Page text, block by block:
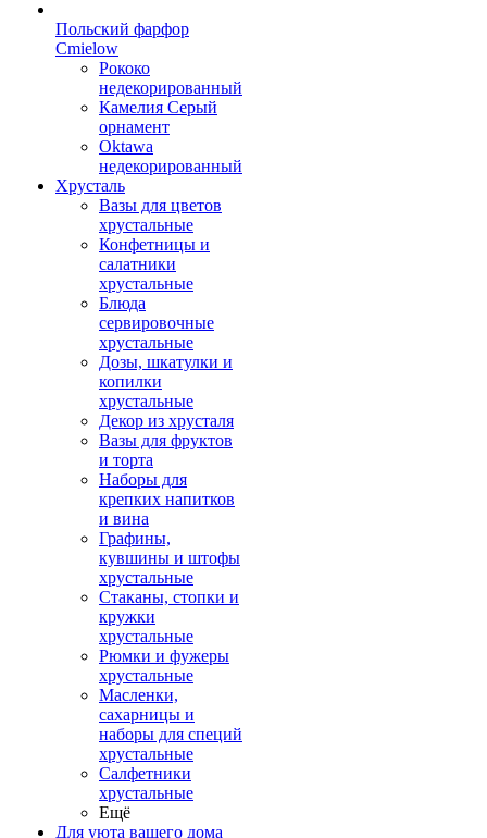
Польский фарфор
Сmielow
Рококо
недекорированный
Камелия Серый
орнамент
Oktawa
недекорированный
Хрусталь
Вазы для цветов
хрустальные
Конфетницы и
салатники
хрустальные
Блюда
сервировочные
хрустальные
Дозы, шкатулки и
копилки
хрустальные
Декор из хрусталя
Вазы для фруктов
и торта
Наборы для
крепких напитков
и вина
Графины,
кувшины и штофы
хрустальные
Стаканы, стопки и
кружки
хрустальные
Рюмки и фужеры
хрустальные
Масленки,
сахарницы и
наборы для специй
хрустальные
Салфетники
хрустальные
Ещё
Для уюта вашего дома